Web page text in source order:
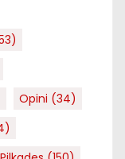
Opini (34)